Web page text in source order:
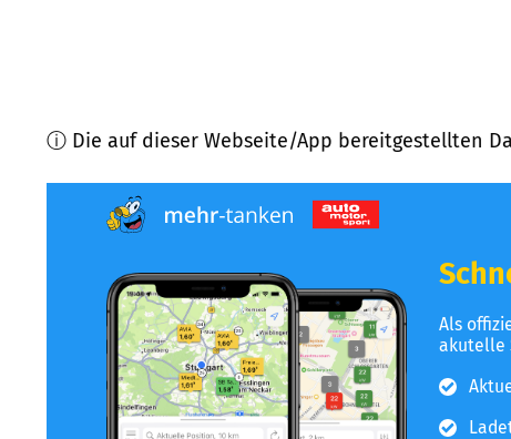
ⓘ Die auf dieser Webseite/App bereitgestellten
Als
akutelle